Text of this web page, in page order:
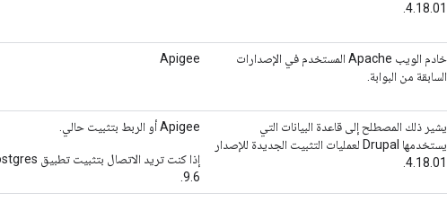
4.18.01.
خادم الويب Apache المستخدم في الإصدارات
السابقة من البوابة.
Apigee
يشير ذلك المصطلح إلى قاعدة البيانات التي
يستخدمها Drupal لعمليات التثبيت الجديدة للإصدار
4.18.01.
Apigee أو الربط بتثبيت حالي.
9.6.